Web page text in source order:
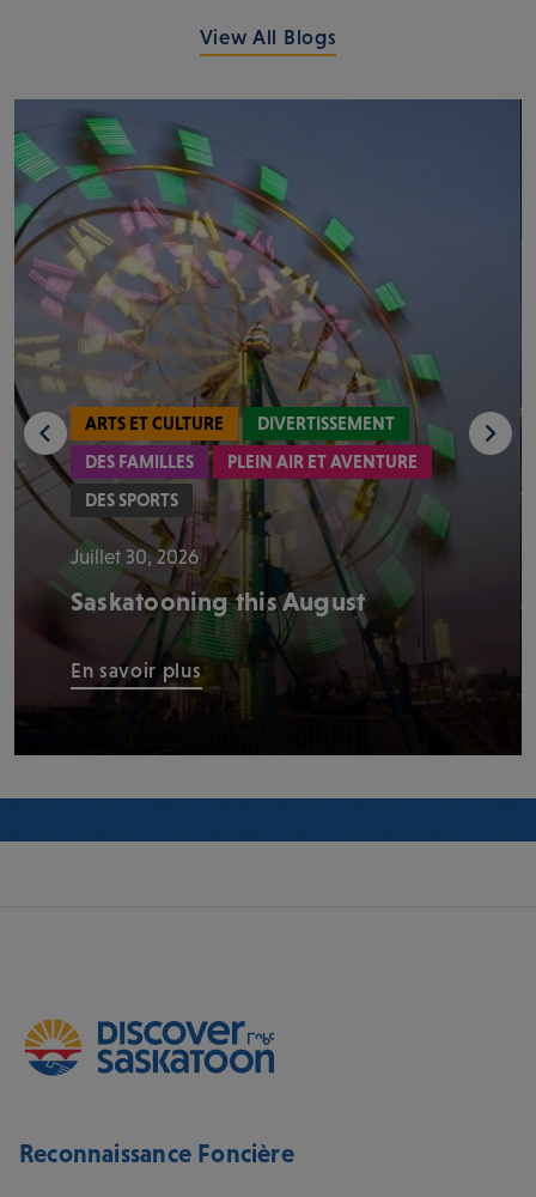
View All Blogs
ARTS ET CULTURE
DIVERTISSEMENT
DES FAMILLES
PLEIN AIR ET AVENTURE
DES SPORTS
Juillet 30, 2026
Saskatooning this August
En savoir plus